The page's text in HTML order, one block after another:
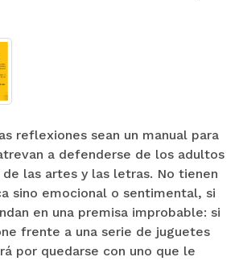
reflexiones sean un manual para
a defenderse de los adultos
las artes y las letras. No tienen
sino emocional o sentimental, si
en una premisa improbable: si
frente a una serie de juguetes
por quedarse con uno que le